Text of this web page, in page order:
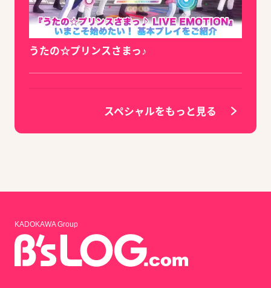
うたの☆プリンスさまっ♪
スペシャルをもっと見る
KADOKAWA Group